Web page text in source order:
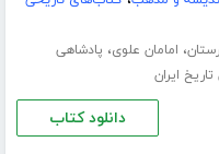
، امامان علوی، پادشاهی
ایران
دانلود کتاب